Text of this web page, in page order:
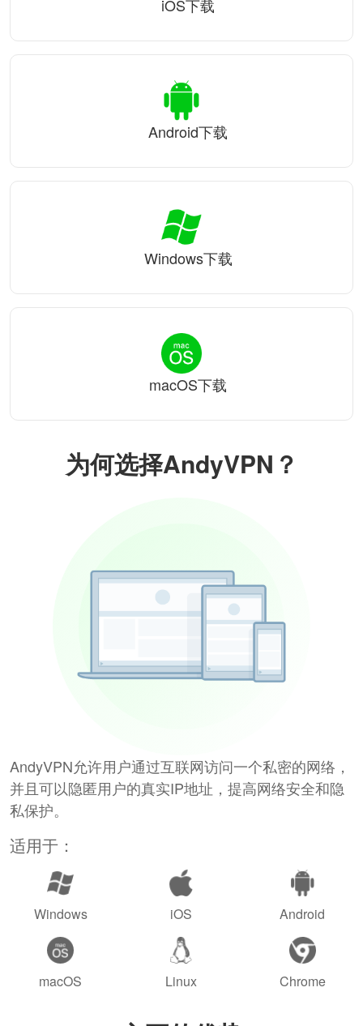
为何选择AndyVPN？
AndyVPN允许用户通过互联网访问一个私密的网络，
并且可以隐匿用户的真实IP地址，提高网络安全和隐
私保护。
适用于：
Windows iOS Android
macOS Linux Chrome
iOS下载
Android下载
Windows下载
macOS下载